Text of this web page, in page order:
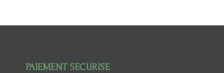
PAIEMENT SECURISE